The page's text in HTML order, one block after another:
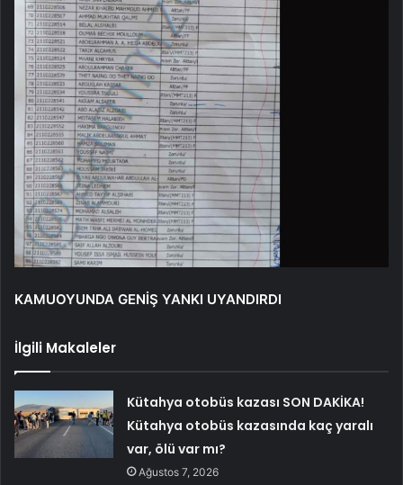
KAMUOYUNDA GENİŞ YANKI UYANDIRDI
İlgili Makaleler
Kütahya otobüs kazası SON DAKİKA!
Kütahya otobüs kazasında kaç yaralı
var, ölü var mı?
Ağustos 7, 2026